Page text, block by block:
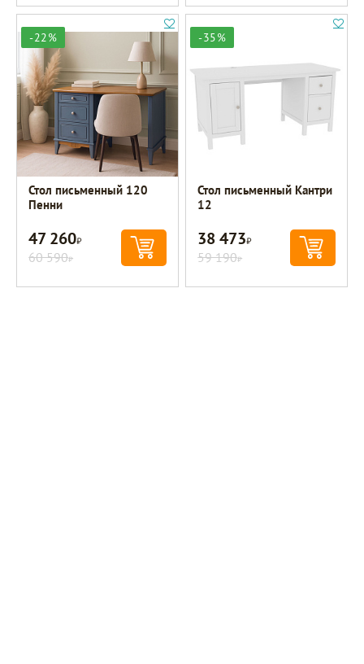
-22%
Стол письменный 120
Пенни
47 260Р
60 590Р
-35%
Стол письменный Кантри
12
38 473Р
59 190Р